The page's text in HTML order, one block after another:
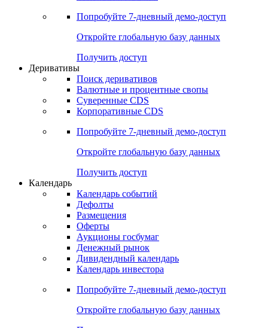
Сравнение ETF & Funds
Поиск Mutual Funds
Попробуйте7-дневный
Откройте глобальную базу данных
Получить доступ
Деривативы
Валютные и процентные свопы
Корпоративные CDS
Попробуйте7-дневный
Откройте глобальную базу данных
Получить доступ
Календарь
Календарь событий
Дефолты
Размещения
Оферты
Денежный рынок
Календарь инвестора